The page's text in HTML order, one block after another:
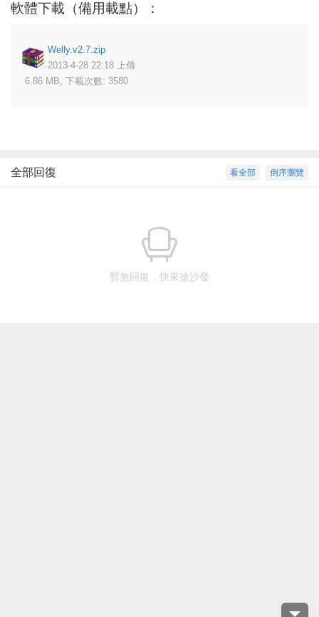
軟體下載（備用載點）：
Welly.v2.7.zip
2013-4-28 22:18 上傳
6.86 MB, 下載次數: 3580
倒序瀏覽
看全部
全部回復
暫無回復，快來搶沙發